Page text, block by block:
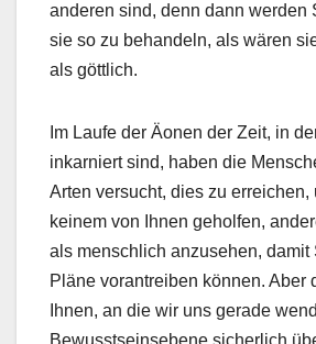
anderen sind, denn dann werden
sie so zu behandeln, als wären
als göttlich.
Im Laufe der Äonen der Zeit, in
inkarniert sind, haben die
Arten versucht, dies zu erreichen,
keinem von Ihnen geholfen,
als menschlich anzusehen, damit
Pläne vorantreiben können. Aber
Ihnen, an die wir uns gerade